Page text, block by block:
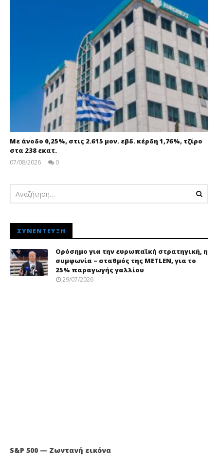
Με άνοδο 0,25%, στις 2.615 μον. εβδ. κέρδη 1,76%, τζίρο
στα 238 εκατ.
07/08/2026
0
ΣΥΝΈΝΤΕΥΞΗ
Ορόσημο για την ευρωπαϊκή στρατηγική, η
συμφωνία – σταθμός της METLEN, για το
25% παραγωγής γαλλίου
29/07/2026
S&P 500 — Ζωντανή εικόνα